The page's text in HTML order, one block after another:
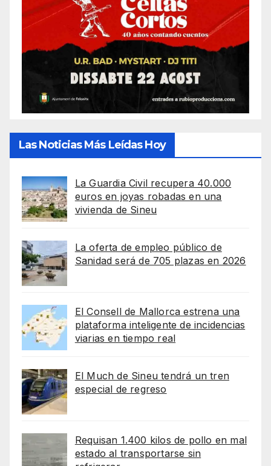
Las Noticias Más Leídas Hoy
La Guardia Civil recupera 40.000
euros en joyas robadas en una
vivienda de Sineu
La oferta de empleo público de
Sanidad será de 705 plazas en 2026
El Consell de Mallorca estrena una
plataforma inteligente de incidencias
viarias en tiempo real
El Much de Sineu tendrá un tren
especial de regreso
Requisan 1.400 kilos de pollo en mal
estado al transportarse sin